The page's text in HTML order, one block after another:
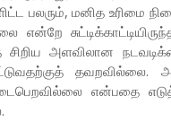
பலரும், மனித உரிமை
என்றே
சிறிய அள­வி­லான
தவ­ற­வில்லை.
என்­பதை